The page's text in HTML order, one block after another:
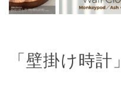
「壁掛け時計」